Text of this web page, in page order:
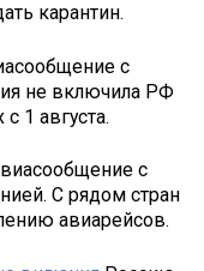
карантин.
с
не включила РФ
1 августа.
с
С рядом стран
авиарейсов.